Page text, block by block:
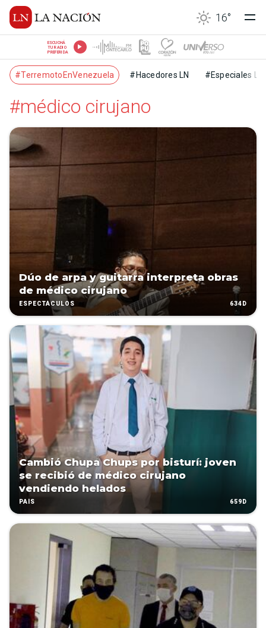
16°
ESCUCHÁ
TU RADIO
PREFERIDA
#TerremotoEnVenezuela #Hacedores LN #Especiales LN
#médico cirujano
Dúo de arpa y guitarra interpreta obras
de médico cirujano
ESPECTÁCULOS 634D
Cambió Chupa Chups por bisturí: joven
se recibió de médico cirujano
vendiendo helados
PAÍS 659D